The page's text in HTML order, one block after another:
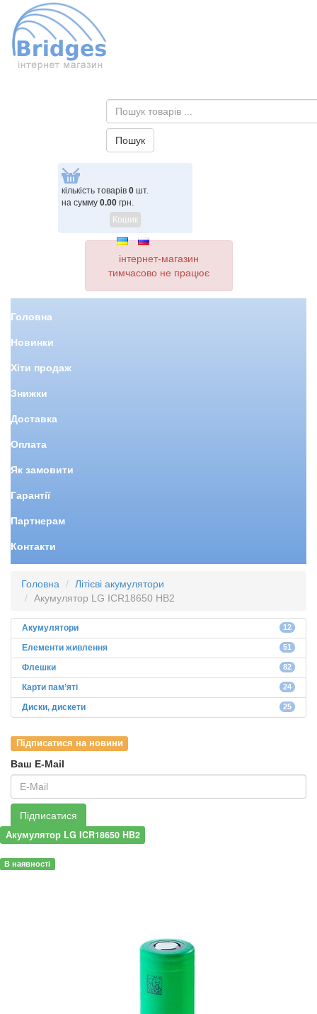
кількість товарів 0 шт.
на сумму 0.00 грн.
Кошик
інтернет-магазин
тимчасово не працює
Головна
Новинки
Хіти продаж
Знижки
Доставка
Оплата
Як замовити
Гарантії
Партнерам
Контакти
Головна
Літієві акумулятори
Акумулятор LG ICR18650 HB2
Акумулятори 12
Елементи живлення 51
Флешки 82
Карти пам’яті 24
Диски, дискети 25
Підписатися на новини
Ваш E-Mail
Підписатися
Акумулятор LG ICR18650 HB2
В наявності